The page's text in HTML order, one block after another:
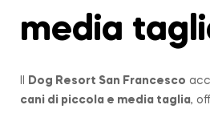
media
Dog Resort San Francesco
cani di piccola e media taglia,